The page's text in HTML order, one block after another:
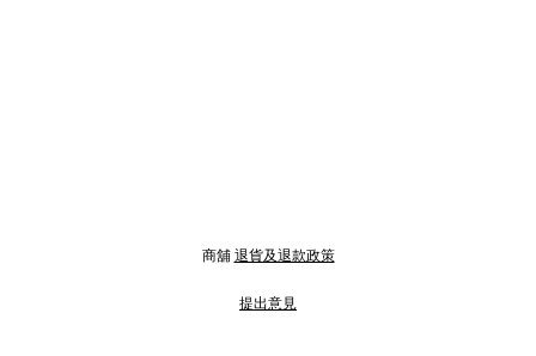
商舖 退貨及退款政策
提出意見